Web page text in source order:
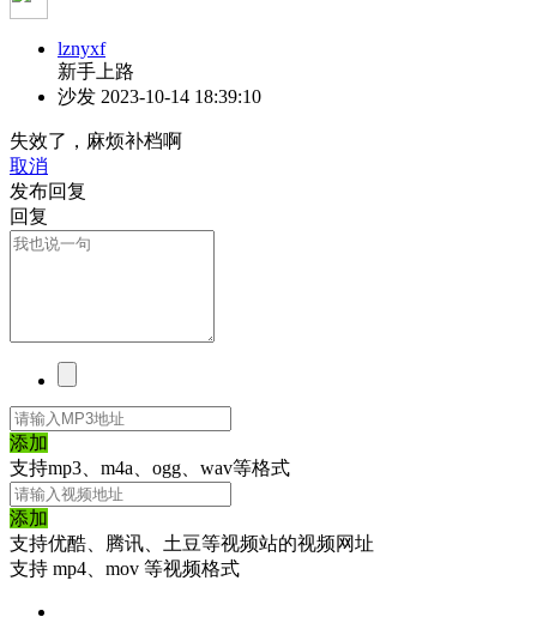
lznyxf
新手上路
沙发 2023-10-14 18:39:10
失效了，麻烦补档啊
取消
发布回复
回复
添加
支持mp3、m4a、ogg、wav等格式
添加
支持优酷、腾讯、土豆等视频站的视频网址
支持 mp4、mov 等视频格式